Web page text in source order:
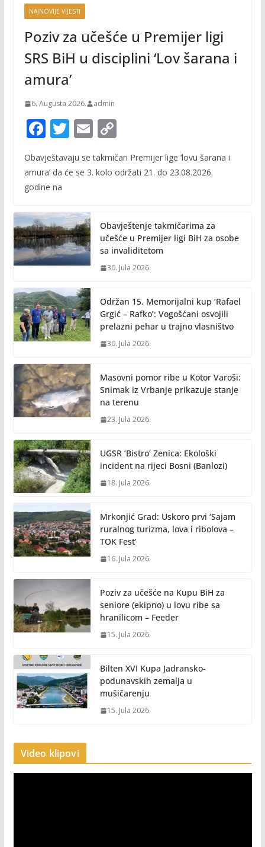
NAJNOVIJE VIJESTI
Poziv za učešće u Premijer ligi
SRS BiH u disciplini ‘Lov šarana i
amura’
6. Augusta 2026. admin
F
ac
e
b
o
k
T
itt
E
m
ai
C
o
p
n
k
Obavještavaju se takmičari Premijer lige ‘lovu šarana i
amura’ da će se 3. kolo održati 21. do 23.08.2026.
godine na
Obavještenje takmičarima za
učešće u Premijer ligi BiH za osobe
sa invaliditetom
30. Jula 2026.
Održan 15. Memorijalni kup ‘Rafael
Grgić – Rafko’: Vogošćani osvojili
prelazni pehar u trajno vlasništvo
30. Jula 2026.
Masovni pomor ribe u Kotor Varoši:
Snimak iz Vrbanje prikazuje stanje
na terenu
23. Jula 2026.
UGSR ‘Bistro’ Zenica: Ekološki
incident na rijeci Bosni (Banlozi)
18. Jula 2026.
Mrkonjić Grad: Uskoro prvi ‘Sajam
ruralnog turizma, lova i ribolova –
TOK Fest’
16. Jula 2026.
Poziv za učešće na Kupu BiH za
seniore (ekipno) u lovu ribe sa
hranilicom – Feeder
15. Jula 2026.
Bilten XVI Kupa Jadransko-
podunavskih zemalja u
mušičarenju
15. Jula 2026.
Video klipovi